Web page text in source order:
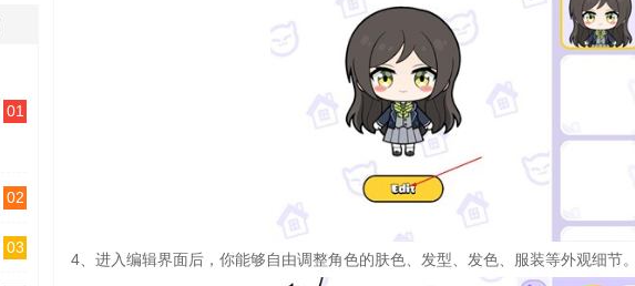
01
02
03
4、进入编辑界面后，你能够自由调整角色的肤色、发型、发色、服装等外观细节